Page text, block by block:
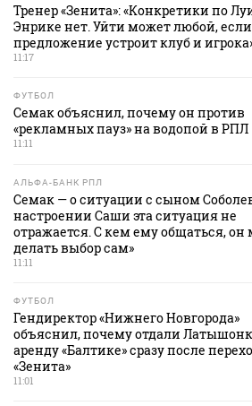
Тренер «Зенита»: «Конкретики по
Энрике нет. Уйти может любой, если
предложение устроит клуб и
11:17
ФУТБОЛ
Семак объяснил, почему он против
«рекламных пауз» на водопой в РПЛ
11:11
АЛЬФА-БАНК РПЛ
Семак — о ситуации с сыном
настроении Саши эта ситуация не
отражается. С кем ему общаться, он
делать выбор сам»
11:11
ФУТБОЛ
Гендиректор «Нижнего Новгорода»
объяснил, почему отдали
аренду «Балтике» сразу после
«Зенита»
11:01